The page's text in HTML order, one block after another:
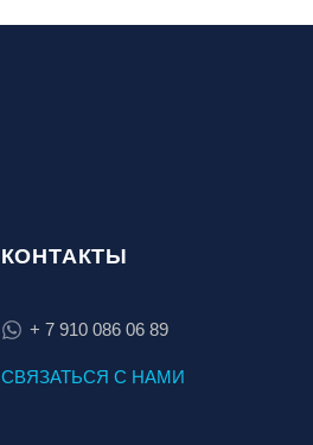
КОНТАКТЫ
+ 7 910 086 06 89
СВЯЗАТЬСЯ С НАМИ